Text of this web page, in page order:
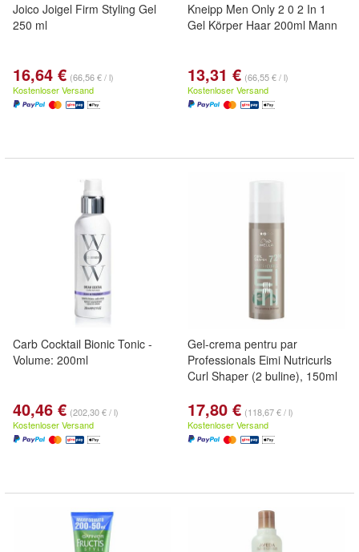
Joico Joigel Firm Styling Gel
250 ml
16,64 € (66,56 € / l)
Kostenloser Versand
Kneipp Men Only 2 0 2 In 1
Gel Körper Haar 200ml Mann
13,31 € (66,55 € / l)
Kostenloser Versand
Carb Cocktail Bionic Tonic -
Volume: 200ml
40,46 € (202,30 € / l)
Kostenloser Versand
Gel-crema pentru par
Professionals Eimi Nutricurls
Curl Shaper (2 buline), 150ml
17,80 € (118,67 € / l)
Kostenloser Versand